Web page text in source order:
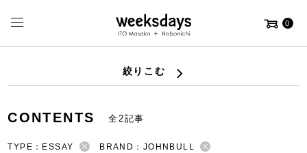
0
絞りこむ
CONTENTS 全2記事
TYPE：ESSAY
BRAND：JOHNBULL